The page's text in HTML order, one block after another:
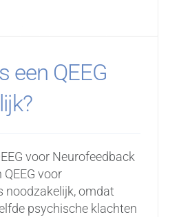
een QEEG
voor Neurofeedback
voor
noodzakelijk, omdat
psychische klachten